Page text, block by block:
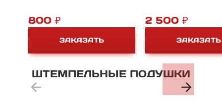
800 ₽
ЗАКАЗАТЬ
2 500 ₽
ЗАКАЗАТЬ
ШТЕМПЕЛЬНЫЕ ПОДУШКИ